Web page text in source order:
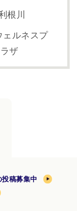
根川
ェルネスプ
ラザ
稿募集中